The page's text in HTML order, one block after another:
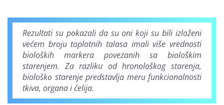
Rezultati su pokazali da su oni koji su bili izloženi
većem broju toplotnih talasa imali više vrednosti
bioloških markera povezanih sa biološkim
starenjem. Za razliku od hronološkog starenja,
biološko starenje predstavlja meru funkcionalnosti
tkiva, organa i ćelija.